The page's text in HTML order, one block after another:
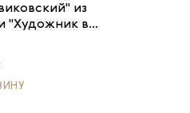
из
"Художник в...